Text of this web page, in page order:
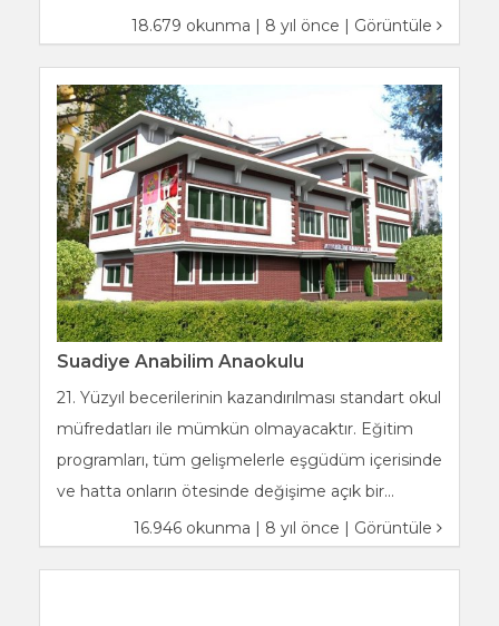
18.679 okunma | 8 yıl önce | Görüntüle
Suadiye Anabilim Anaokulu
21. Yüzyıl becerilerinin kazandırılması standart okul
müfredatları ile mümkün olmayacaktır. Eğitim
programları, tüm gelişmelerle eşgüdüm içerisinde
ve hatta onların ötesinde değişime açık bir...
16.946 okunma | 8 yıl önce | Görüntüle